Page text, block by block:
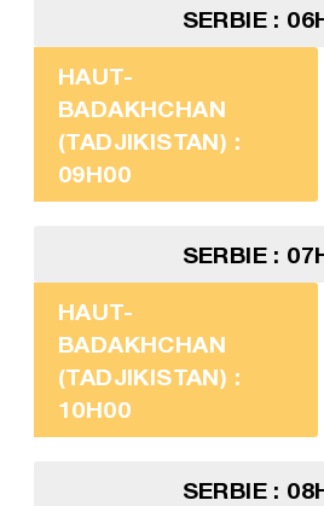
SERBIE :
HAUT-
BADAKHCHAN
(TADJIKISTAN) :
09H00
SERBIE :
HAUT-
BADAKHCHAN
(TADJIKISTAN) :
10H00
SERBIE :